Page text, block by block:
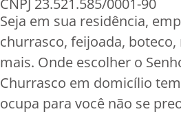
CNPJ 23.521.585/0001-90
Seja em sua residência,
churrasco, feijoada,
mais. Onde escolher o
Churrasco em domicílio
ocupa para você não se